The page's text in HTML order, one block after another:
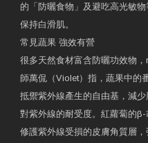
的「防曬食物」及避吃高光敏
保持白滑肌。
常見蔬果 強效有營
很多天然食材富含防曬功效物
師萬侃（Violet）指，蔬果中的
抵禦紫外線產生的自由基，減
對紫外線的耐受度。紅蘿蔔的
修護紫外線受損的皮膚角質層